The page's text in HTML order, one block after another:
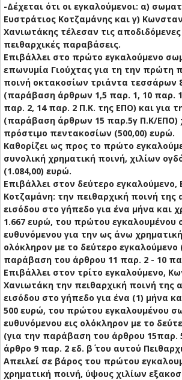
-Δέχεται ότι οι εγκαλούμενοι: α)
Ευστράτιος Κοτζαμάνης και γ)
Χανιωτάκης τέλεσαν τις
πειθαρχικές παραβάσεις.
Επιβάλλει στο πρώτο εγκαλούμενο
επωνυμία Γιούχτας για τη την πρώτη
ποινή οκτακοσίων τριάντα τεσσάρων
(παράβαση άρθρων 1,5 παρ. 1, 10 παρ. 1
παρ. 2, 14 παρ. 2 Π.Κ. της ΕΠΟ) και για
(παράβαση άρθρων 15 παρ.5γ Π.Κ/ΕΠΟ)
πρόστιμο πεντακοσίων (500,00) ευρώ.
Καθορίζει ως προς το πρώτο
συνολική χρηματική ποινή, χιλίων
(1.084,00) ευρώ.
Επιβάλλει στον δεύτερο εγκαλούμενο,
Κοτζαμάνη: την πειθαρχική ποινή της
εισόδου στο γήπεδο για ένα μήνα και
1.667 ευρώ, του πρώτου εγκαλουμένου
ευθυνόμενου για την ως άνω
ολόκληρον με το δεύτερο εγκαλούμενο
παράβαση του άρθρου 11 παρ. 2 - 10
Επιβάλλει στον τρίτο εγκαλούμενο,
Χανιωτάκη την πειθαρχική ποινή της
εισόδου στο γήπεδο για ένα (1) μήνα
500 ευρώ, του πρώτου εγκαλουμένου
ευθυνόμενου εις ολόκληρον με το
(για την παράβαση του άρθρου 15παρ.
άρθρο 9 παρ. 2 εδ. β΄ του αυτού
Απειλεί σε βάρος του πρώτου
χρηματική ποινή, ύψους χιλίων